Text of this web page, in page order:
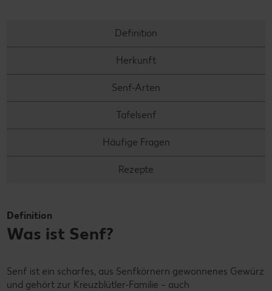
Definition
Herkunft
Senf-Arten
Tafelsenf
Häufige Fragen
Rezepte
Definition
Was ist Senf?
Senf ist ein scharfes, aus Senfkörnern gewonnenes Gewürz
und gehört zur Kreuzblütler-Familie – auch